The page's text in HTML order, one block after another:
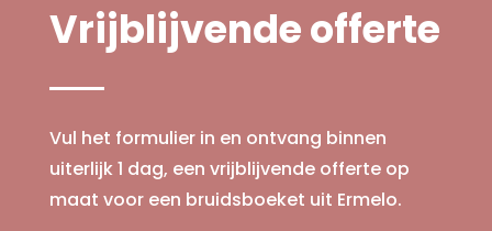
Vrijblijvende offerte
Vul het formulier in en ontvang binnen
uiterlijk 1 dag, een vrijblijvende offerte op
maat voor een bruidsboeket uit Ermelo.